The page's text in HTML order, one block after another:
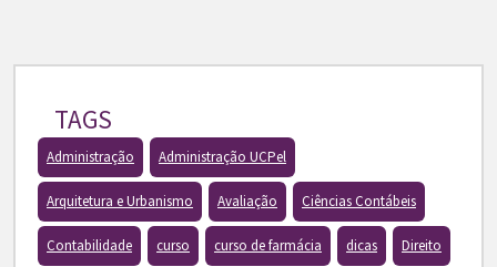
TAGS
Administração Administração UCPel
Arquitetura e Urbanismo Avaliação Ciências Contábeis
Contabilidade curso curso de farmácia dicas Direito